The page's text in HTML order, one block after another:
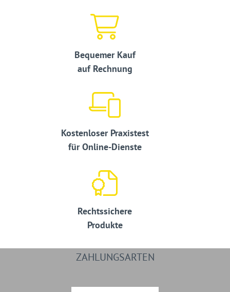
Bequemer Kauf
auf Rechnung
Kostenloser Praxistest
für Online-Dienste
Rechtssichere
Produkte
ZAHLUNGSARTEN